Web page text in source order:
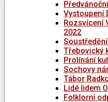
Vystoupení
Rozsvícení
2022
Třebovický
Prolínání
Sochovy
Tábor
Lidé lidem
Folklorní